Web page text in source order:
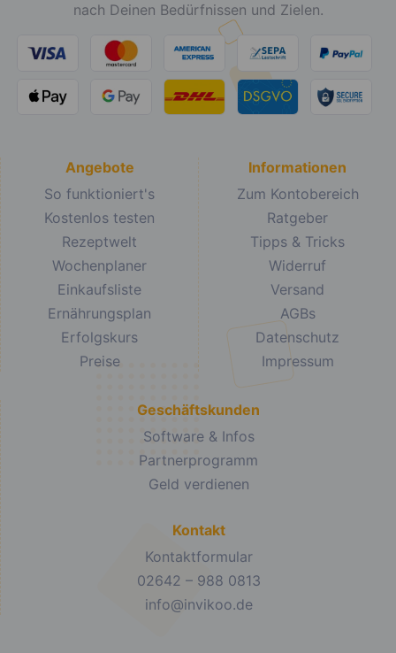
nach Deinen Bedürfnissen und Zielen.
Angebote
So funktioniert's
Kostenlos testen
Rezeptwelt
Wochenplaner
Einkaufsliste
Ernährungsplan
Erfolgskurs
Preise
Informationen
Zum Kontobereich
Ratgeber
Tipps & Tricks
Widerruf
Versand
AGBs
Datenschutz
Impressum
Geschäftskunden
Software & Infos
Partnerprogramm
Geld verdienen
Kontakt
Kontaktformular
02642 – 988 0813
info@invikoo.de